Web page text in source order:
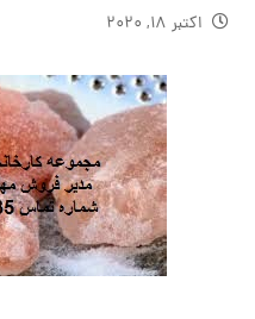
اکتبر ۱۸, ۲۰۲۰